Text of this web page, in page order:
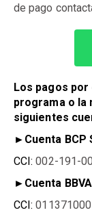
de pago
Los pagos
programa o la
siguientes
► Cuenta BCP
CCI:002-191-
► Cuenta
CCI: